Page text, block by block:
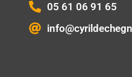
05 61 06 91 65